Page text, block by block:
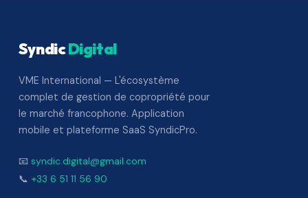
SyndicDigital
VME International — L'écosystème
complet de gestion de copropriété pour
le marché francophone. Application
mobile et plateforme SaaS SyndicPro.
📧 syndic.digital@gmail.com
📞 +33 6 51 11 56 90